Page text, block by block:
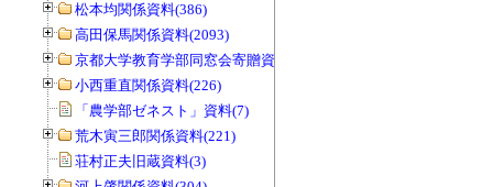
松本均関係資料(386)
高田保馬関係資料(2093)
京都大学教育学部同窓会寄贈資料(963)
小西重直関係資料(226)
「農学部ゼネスト」資料(7)
荒木寅三郎関係資料(221)
荘村正夫旧蔵資料(3)